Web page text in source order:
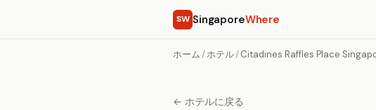
SW SingaporeWhere
ホーム /ホテル/Citadines Raffles Place
← ホテルに戻る